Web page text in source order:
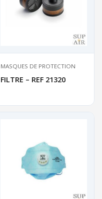
MASQUES DE PROTECTION
FILTRE – REF 21320